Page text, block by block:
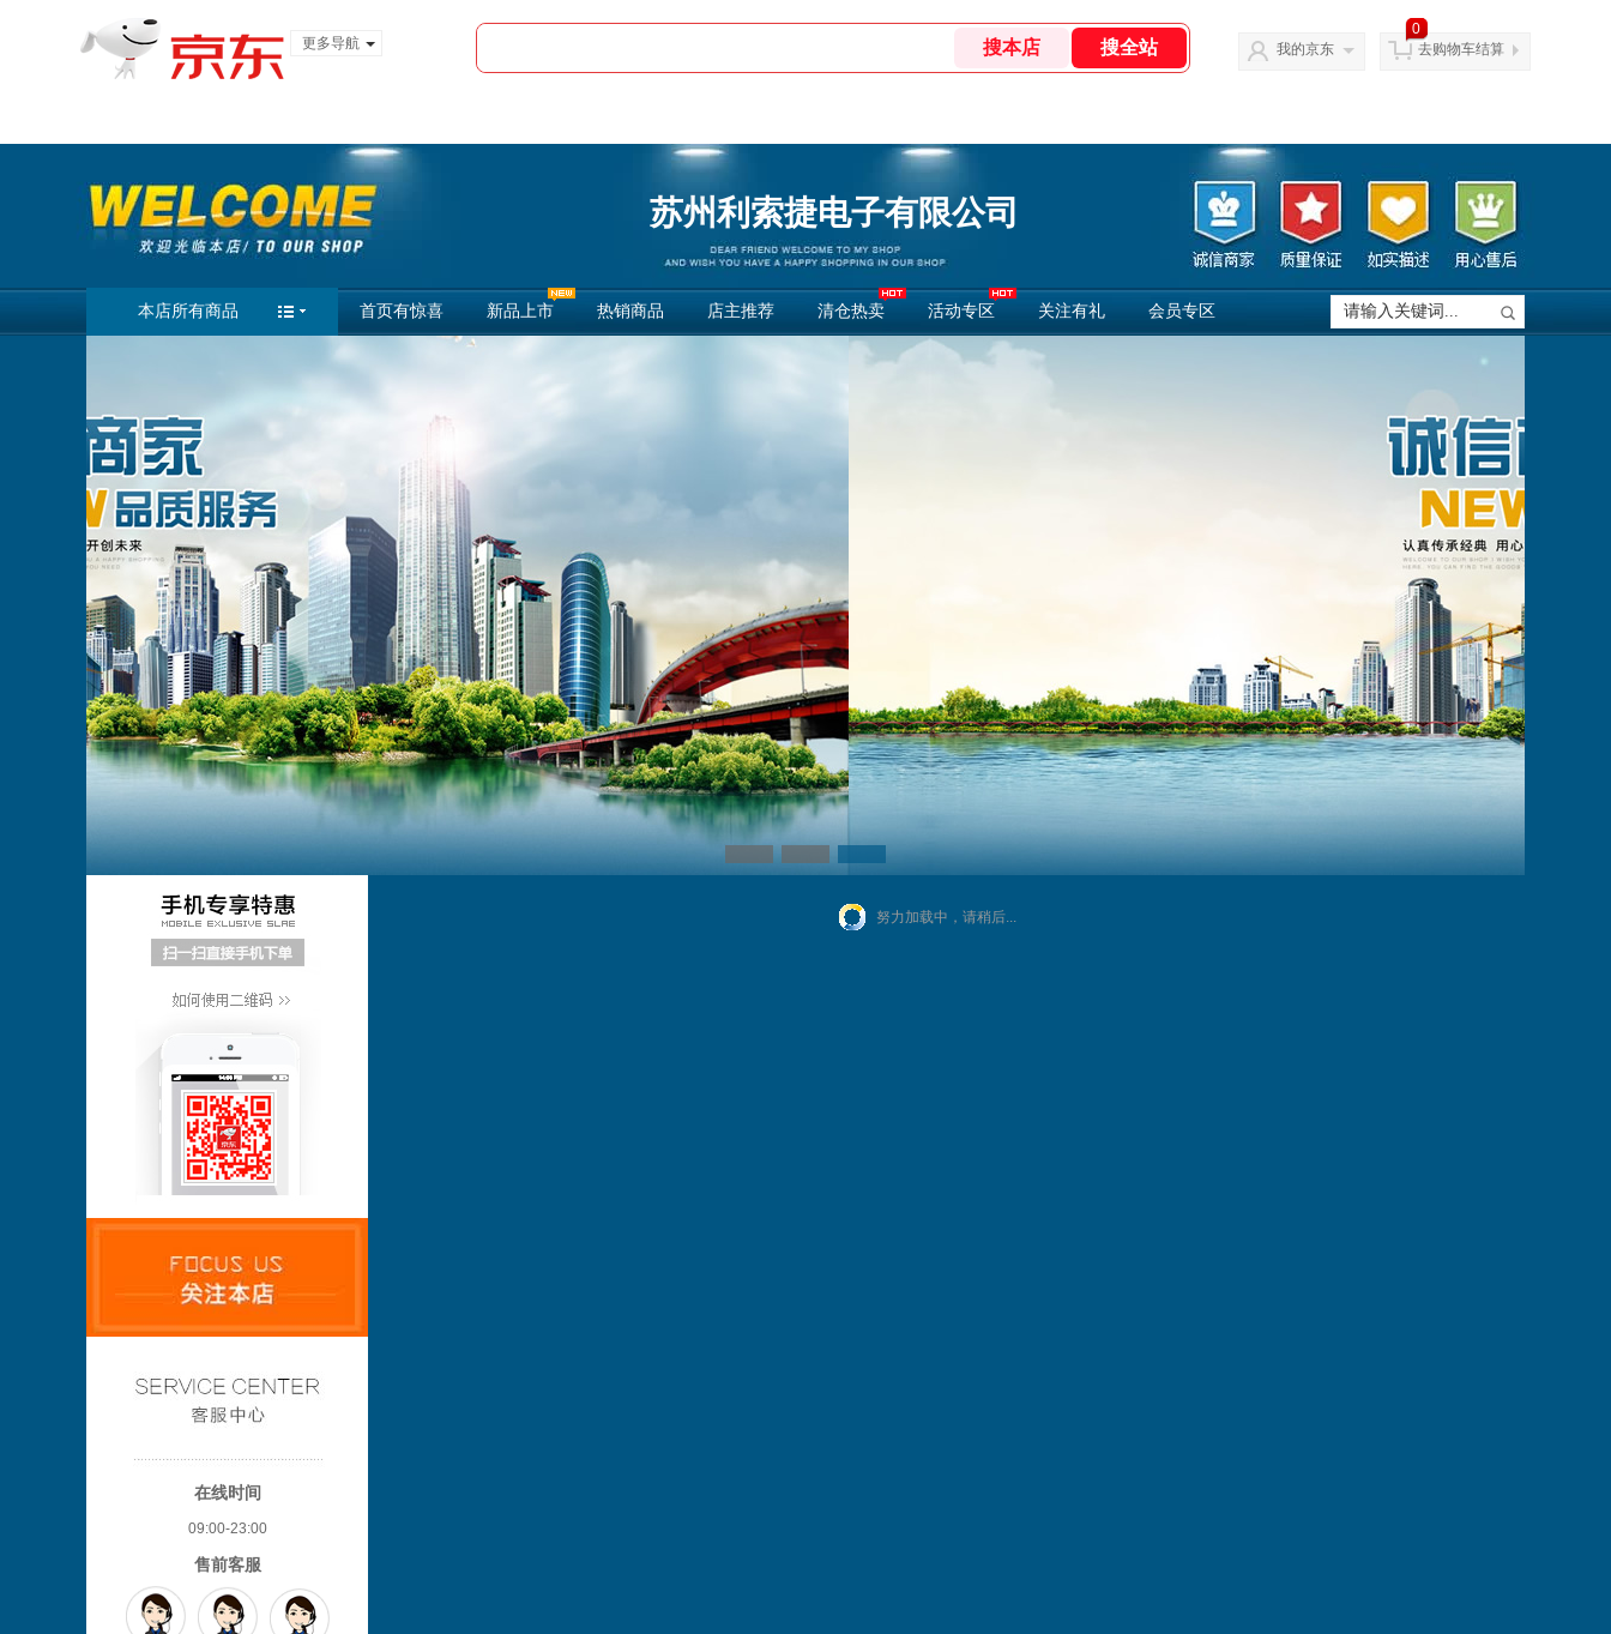
更多导航
我的京东
0
去购物车结算
苏州利索捷电子有限公司
本店所有商品 首页有惊喜 新品上市 热销商品 店主推荐 清仓热卖 活动专区 关注有礼 会员专区
在线时间
09:00-23:00
售前客服
努力加载中，请稍后...